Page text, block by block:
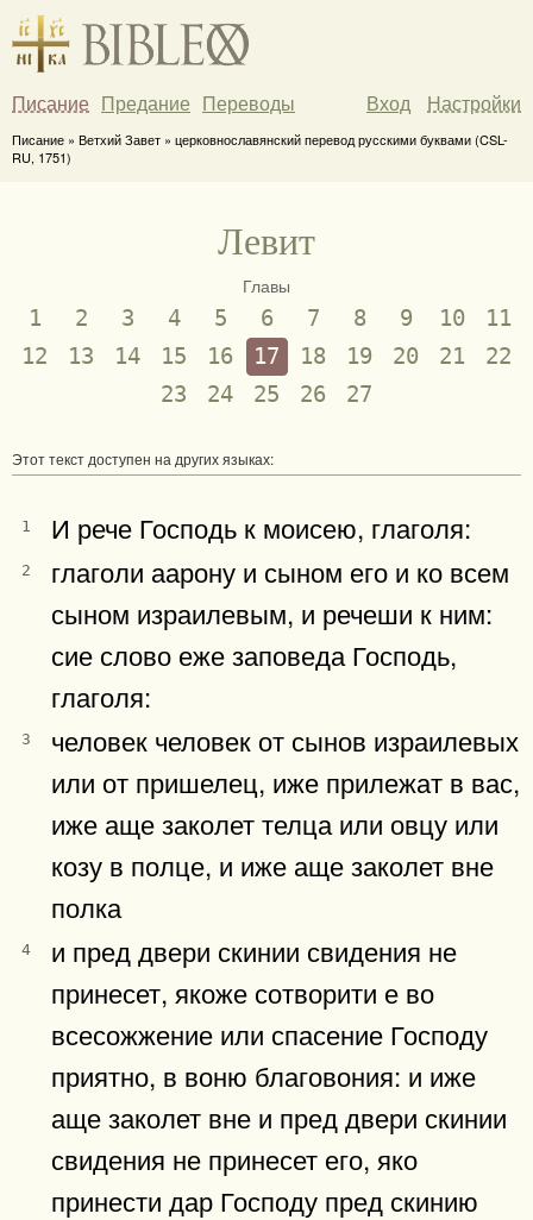
Писание Предание Переводы Вход Настройки
Писание » Ветхий Завет » церковнославянский перевод русскими буквами (CSL-
RU, 1751)
Левит
Главы
1 2 3 4 5 6 7 8 9 10
11
12
13 14 15 16 17 18 19 20 21
22
23
24 25 26 27
Этот текст доступен на других языках:
1 И рече Господь к моисею, глаголя:
2
глаголи аарону и сыном его и ко всем
сыном израилевым, и речеши к ним:
сие слово еже заповеда Господь,
глаголя:
3
человек человек от сынов израилевых
или от пришелец, иже прилежат в вас,
иже аще заколет телца или овцу или
козу в полце, и иже аще заколет вне
полка
4
и пред двери скинии свидения не
принесет, якоже сотворити е во
всесожжение или спасение Господу
приятно, в воню благовония: и иже
аще заколет вне и пред двери скинии
свидения не принесет его, яко
принести дар Господу пред скинию